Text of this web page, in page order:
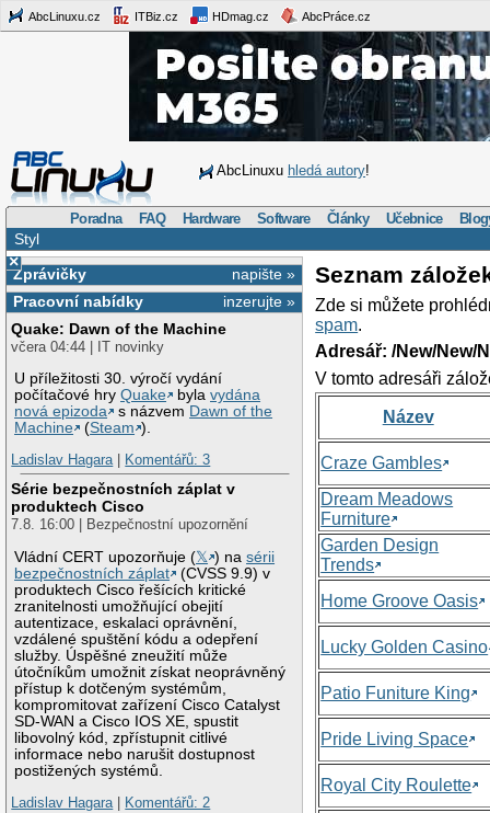
AbcLinuxu.cz ITBiz.cz HDmag.cz AbcPráce.cz
AbcLinuxu hledá autory!
Poradna FAQ Hardware Software Články Učebnice
Styl
×
napište »
Zprávičky
inzerujte »
Pracovní nabídky
Quake: Dawn of the Machine
včera 04:44 | IT novinky
U příležitosti 30. výročí vydání
počítačové hryQuake bylavydána
nová epizoda
s názvem Dawn of the
Machine
(Steam ).
Ladislav Hagara| Komentářů: 3
Série bezpečnostních záplat v
produktech Cisco
7.8. 16:00 | Bezpečnostní upozornění
Vládní CERT upozorňuje (𝕏 ) nasérii
bezpečnostních záplat
(CVSS 9.9) v
produktech Cisco řešících kritické
zranitelnosti umožňující obejití
autentizace, eskalaci oprávnění,
vzdálené spuštění kódu a odepření
služby. Úspěšné zneužití může
útočníkům umožnit získat neoprávněný
přístup k dotčeným systémům,
kompromitovat zařízení Cisco Catalyst
SD-WAN a Cisco IOS XE, spustit
libovolný kód, zpřístupnit citlivé
informace nebo narušit dostupnost
postižených systémů.
Ladislav Hagara| Komentářů: 2
Seznam
Zde si můžete
spam.
Adresář: /New/New/
V tomto adresáři
Název
Craze Gambles
Dream Meadows
Furniture
Garden Design
Trends
Home Groove Oasis
Lucky Golden Casino
Patio Funiture King
Pride Living Space
Royal City Roulette